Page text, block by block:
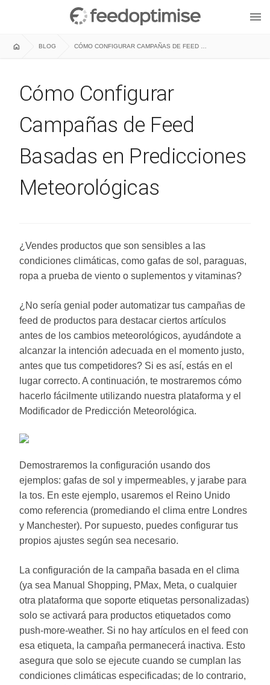
menu
home BLOG
Cómo Configurar
Campañas de Feed
Basadas en Predicciones
Meteorológicas
¿Vendes productos que son sensibles a las
condiciones climáticas, como gafas de sol, paraguas,
ropa a prueba de viento o suplementos y vitaminas?
¿No sería genial poder automatizar tus campañas de
feed de productos para destacar ciertos artículos
antes de los cambios meteorológicos, ayudándote a
alcanzar la intención adecuada en el momento justo,
antes que tus competidores? Si es así, estás en el
lugar correcto. A continuación, te mostraremos cómo
hacerlo fácilmente utilizando nuestra plataforma y el
Modificador de Predicción Meteorológica.
Demostraremos la configuración usando dos
ejemplos: gafas de sol y impermeables, y jarabe para
la tos. En este ejemplo, usaremos el Reino Unido
como referencia (promediando el clima entre Londres
y Manchester). Por supuesto, puedes configurar tus
propios ajustes según sea necesario.
La configuración de la campaña basada en el clima
(ya sea Manual Shopping, PMax, Meta, o cualquier
otra plataforma que soporte etiquetas personalizadas)
solo se activará para productos etiquetados como
push-more-weather. Si no hay artículos en el feed con
esa etiqueta, la campaña permanecerá inactiva. Esto
asegura que solo se ejecute cuando se cumplan las
condiciones climáticas especificadas; de lo contrario,